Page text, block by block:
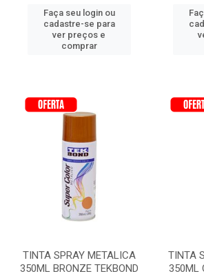
Faça seu login ou
cadastre-se para
ver preços e
comprar
TINTA SPRAY METALICA
350ML BRONZE TEKBOND
TINTA
350ML